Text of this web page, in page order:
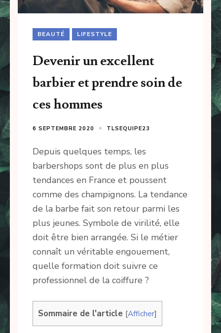
BEAUTÉ LIFESTYLE
Devenir un excellent
barbier et prendre soin de
ces hommes
6 SEPTEMBRE 2020 TLSEQUIPE23
Depuis quelques temps, les
barbershops sont de plus en plus
tendances en France et poussent
comme des champignons. La tendance
de la barbe fait son retour parmi les
plus jeunes. Symbole de virilité, elle
doit être bien arrangée. Si le métier
connaît un véritable engouement,
quelle formation doit suivre ce
professionnel de la coiffure ?
Sommaire de l'article [Afficher]